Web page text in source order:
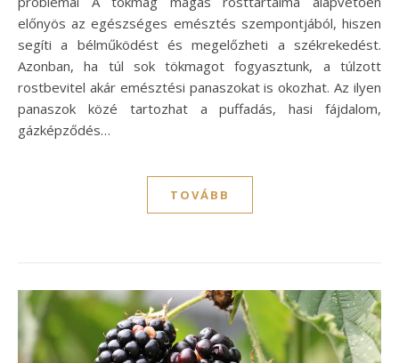
előnyös az egészséges emésztés szempontjából, hiszen
segíti a bélműködést és megelőzheti a székrekedést.
Azonban, ha túl sok tökmagot fogyasztunk, a túlzott
rostbevitel akár emésztési panaszokat is okozhat. Az ilyen
panaszok közé tartozhat a puffadás, hasi fájdalom,
gázképződés…
TOVÁBB